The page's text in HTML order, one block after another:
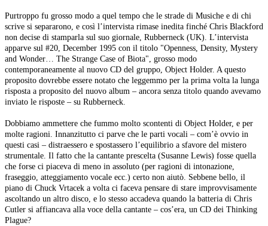
Purtroppo fu grosso modo a quel tempo che le strade di Musiche e di chi
scrive si separarono, e così l’intervista rimase inedita finché Chris Blackford
non decise di stamparla sul suo giornale, Rubberneck (UK). L’intervista
apparve sul #20, December 1995 con il titolo "Openness, Density, Mystery
and Wonder… The Strange Case of Biota", grosso modo
contemporaneamente al nuovo CD del gruppo, Object Holder. A questo
proposito dovrebbe essere notato che leggemmo per la prima volta la lunga
risposta a proposito del nuovo album – ancora senza titolo quando avevamo
inviato le risposte – su Rubberneck.
Dobbiamo ammettere che fummo molto scontenti di Object Holder, e per
molte ragioni. Innanzitutto ci parve che le parti vocali – com’è ovvio in
questi casi – distraessero e spostassero l’equilibrio a sfavore del mistero
strumentale. Il fatto che la cantante prescelta (Susanne Lewis) fosse quella
che forse ci piaceva di meno in assoluto (per ragioni di intonazione,
fraseggio, atteggiamento vocale ecc.) certo non aiutò. Sebbene bello, il
piano di Chuck Vrtacek a volta ci faceva pensare di stare improvvisamente
ascoltando un altro disco, e lo stesso accadeva quando la batteria di Chris
Cutler si affiancava alla voce della cantante – cos’era, un CD dei Thinking
Plague?